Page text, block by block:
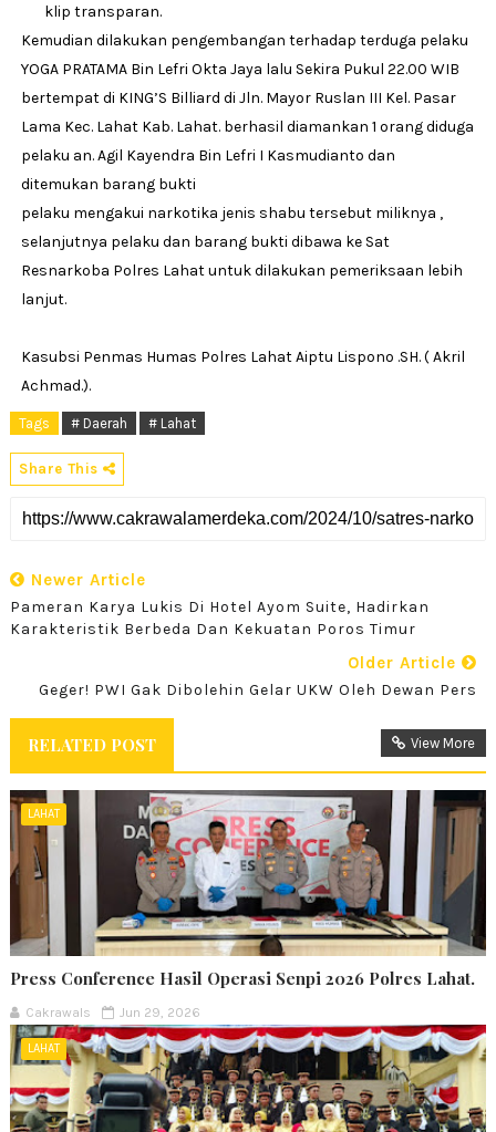
klip transparan.
Kemudian dilakukan pengembangan terhadap terduga pelaku
YOGA PRATAMA Bin Lefri Okta Jaya lalu Sekira Pukul 22.00 WIB
bertempat di KING’S Billiard di Jln. Mayor Ruslan III Kel. Pasar
Lama Kec. Lahat Kab. Lahat. berhasil diamankan 1 orang diduga
pelaku an. Agil Kayendra Bin Lefri I Kasmudianto dan
ditemukan barang bukti
pelaku mengakui narkotika jenis shabu tersebut miliknya ,
selanjutnya pelaku dan barang bukti dibawa ke Sat
Resnarkoba Polres Lahat untuk dilakukan pemeriksaan lebih
lanjut.
Kasubsi Penmas Humas Polres Lahat Aiptu Lispono .SH. ( Akril
Achmad.).
Tags # Daerah # Lahat
Share This
Newer Article
Pameran Karya Lukis Di Hotel Ayom Suite, Hadirkan
Karakteristik Berbeda Dan Kekuatan Poros Timur
Older Article
Geger! PWI Gak Dibolehin Gelar UKW Oleh Dewan Pers
RELATED POST View More
LAHAT
Press Conference Hasil Operasi Senpi 2026 Polres Lahat.
Cakrawals Jun 29, 2026
LAHAT